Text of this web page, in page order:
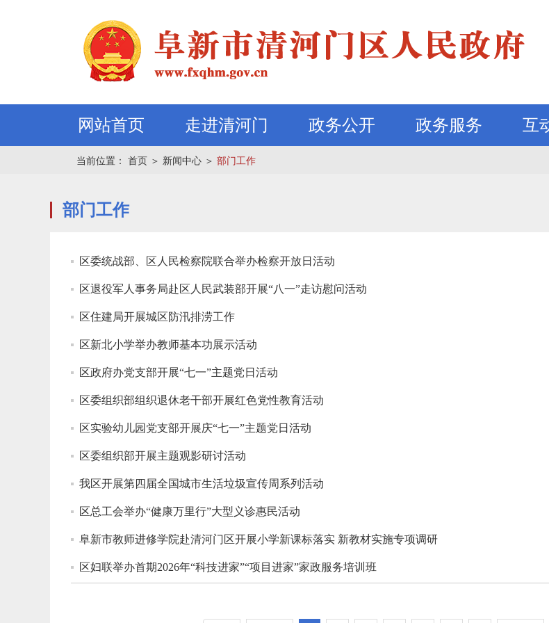
网站首页 走进清河门 政务公开 政务服务 互
当前位置： 首页 ＞ 新闻中心 ＞ 部门工作
部门工作
区委统战部、区人民检察院联合举办检察开放日活动
区退役军人事务局赴区人民武装部开展“八一”走访慰问活动
区住建局开展城区防汛排涝工作
区新北小学举办教师基本功展示活动
区政府办党支部开展“七一”主题党日活动
区委组织部组织退休老干部开展红色党性教育活动
区实验幼儿园党支部开展庆“七一”主题党日活动
区委组织部开展主题观影研讨活动
我区开展第四届全国城市生活垃圾宣传周系列活动
区总工会举办“健康万里行”大型义诊惠民活动
阜新市教师进修学院赴清河门区开展小学新课标落实 新教材实施专项调研
区妇联举办首期2026年“科技进家”“项目进家”家政服务培训班